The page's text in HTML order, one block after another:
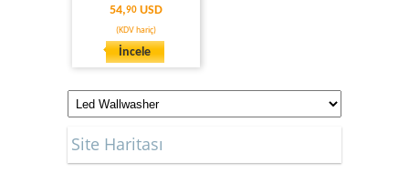
54,90 USD
(KDV hariç)
İncele
Site Haritası